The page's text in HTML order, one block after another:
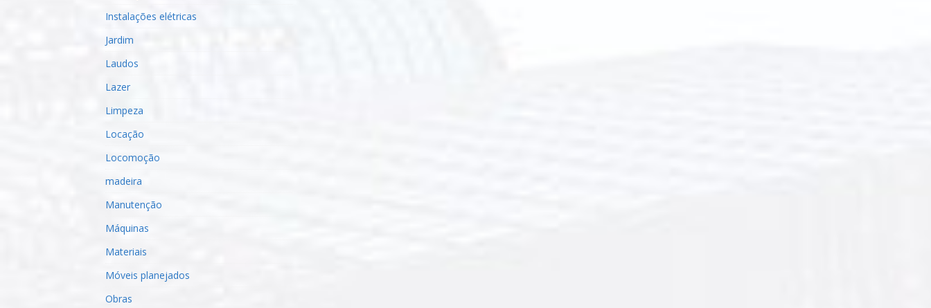
Instalações elétricas
Jardim
Laudos
Lazer
Limpeza
Locação
Locomoção
madeira
Manutenção
Máquinas
Materiais
Móveis planejados
Obras